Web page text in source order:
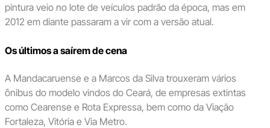
pintura veio no lote de veículos padrão da época, mas em
2012 em diante passaram a vir com a versão atual.
Os últimos a saírem de cena
A Mandacaruense e a Marcos da Silva trouxeram vários
ônibus do modelo vindos do Ceará, de empresas extintas
como Cearense e Rota Expressa, bem como da Viação
Fortaleza, Vitória e Via Metro.